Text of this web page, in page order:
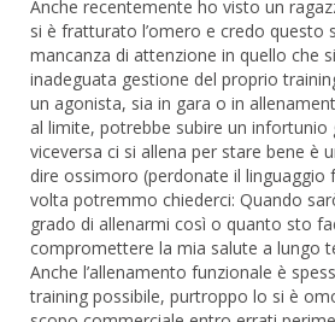
Anche recentemente ho visto un
si è fratturato l’omero e credo questo
mancanza di attenzione in quello che
inadeguata gestione del proprio
un agonista, sia in gara o in
al limite, potrebbe subire un infortunio
viceversa ci si allena per stare bene è
dire ossimoro (perdonate il linguaggio
volta potremmo chiederci: Quando
grado di allenarmi così o quanto sto
compromettere la mia salute a lungo
Anche l’allenamento funzionale è
training possibile, purtroppo lo si è